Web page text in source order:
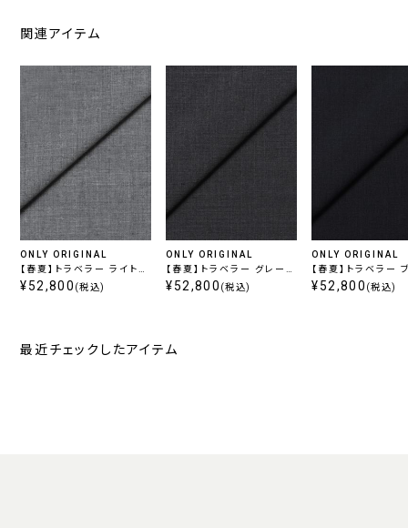
関連アイテム
ONLY ORIGINAL
【春夏】トラベラー ライトグ
レー無地
¥52,800 (税込)
ONLY ORIGINAL
【春夏】トラベラー グレー無
地
¥52,800 (税込)
ONLY ORIGINAL
【春夏】トラベラー ブルーグ
レー無地
¥52,800 (税込)
最近チェックしたアイテム